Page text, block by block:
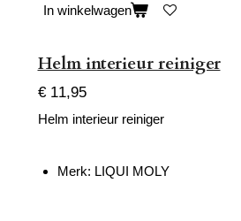
In winkelwagen
Helm interieur reiniger
€ 11,95
Helm interieur reiniger
Merk: LIQUI MOLY